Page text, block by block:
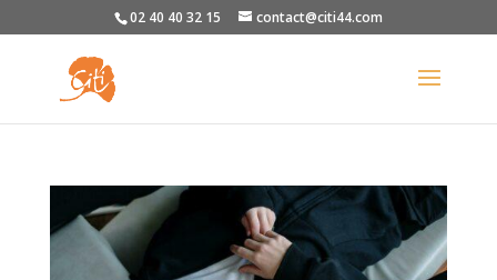
02 40 40 32 15 contact@citi44.com